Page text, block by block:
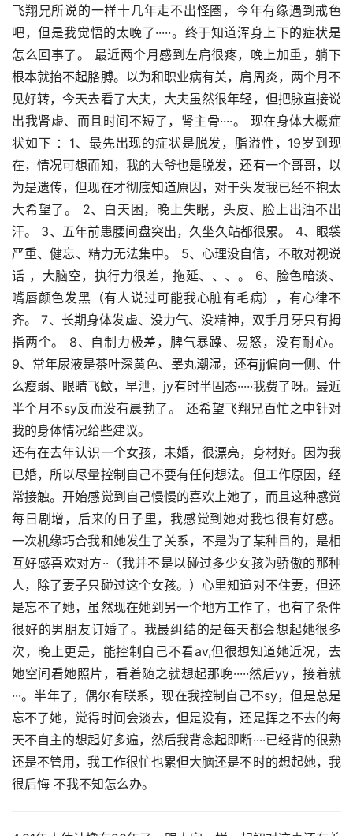
飞翔兄所说的一样十几年走不出怪圈，今年有缘遇到戒色
吧，但是我觉悟的太晚了·····。终于知道浑身上下的症状是
怎么回事了。 最近两个月感到左肩很疼，晚上加重，躺下
根本就抬不起胳膊。以为和职业病有关，肩周炎，两个月不
见好转，今天去看了大夫，大夫虽然很年轻，但把脉直接说
出我肾虚、而且时间不短了，肾主骨····。 现在身体大概症
状如下 ：1、最先出现的症状是脱发，脂溢性，19岁到现
在，情况可想而知，我的大爷也是脱发，还有一个哥哥，以
为是遗传，但现在才彻底知道原因，对于头发我已经不抱太
大希望了。 2、白天困，晚上失眠，头皮、脸上出油不出
汗。 3、五年前患腰间盘突出，久坐久站都很累。 4、眼袋
严重、健忘、精力无法集中。 5、心理没自信，不敢对视说
话 ，大脑空，执行力很差，拖延、、、。 6、脸色暗淡、
嘴唇颜色发黑（有人说过可能我心脏有毛病），有心律不
齐。 7、长期身体发虚、没力气、没精神，双手月牙只有拇
指两个。 8、自制力极差，脾气暴躁、易怒，没有耐心。
9、常年尿液是茶叶深黄色、睾丸潮湿，还有jj偏向一侧、什
么瘦弱、眼睛飞蚊，早泄，jy有时半固态·····我费了呀。最近
半个月不sy反而没有晨勃了。 还希望飞翔兄百忙之中针对
我的身体情况给些建议。
还有在去年认识一个女孩，未婚，很漂亮，身材好。因为我
已婚，所以尽量控制自己不要有任何想法。但工作原因，经
常接触。开始感觉到自己慢慢的喜欢上她了，而且这种感觉
每日剧增，后来的日子里，我感觉到她对我也很有好感。
一次机缘巧合我和她发生了关系，不是为了某种目的，是相
互好感喜欢对方··（我并不是以碰过多少女孩为骄傲的那种
人，除了妻子只碰过这个女孩。）心里知道对不住妻，但还
是忘不了她，虽然现在她到另一个地方工作了，也有了条件
很好的男朋友订婚了。我最纠结的是每天都会想起她很多
次，晚上更是，能控制自己不看av,但很想知道她近况，去
她空间看她照片，看着随之就想起那晚·····然后yy，接着就
···。半年了，偶尔有联系，现在我控制自己不sy，但是总是
忘不了她，觉得时间会淡去，但是没有，还是挥之不去的每
天不自主的想起好多遍，然后我背念起即断····已经背的很熟
还是不管用，我工作很忙也累但大脑还是不时的想起她，我
很后悔 不我不知怎么办。